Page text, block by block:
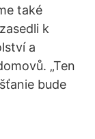
také
k
a
„Ten
bude